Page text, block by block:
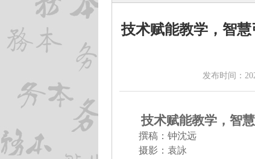
技术赋能教学，智
发布时间：
技术赋能教学，智
撰稿： 钟沈远
摄影： 袁詠